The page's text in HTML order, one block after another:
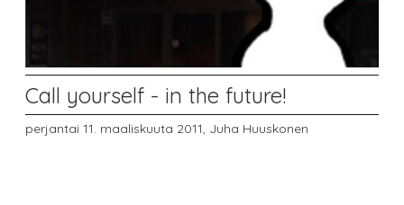
Call yourself - in the future!
perjantai 11. maaliskuuta 2011, Juha Huuskonen